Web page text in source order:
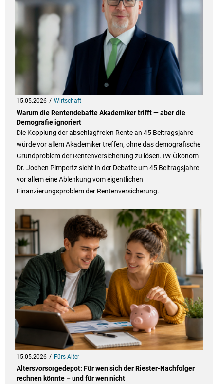
15.05.2026 Wirtschaft
Warum die Rentendebatte Akademiker trifft — aber die
Demografie ignoriert
Die Kopplung der abschlagfreien Rente an 45 Beitragsjahre
würde vor allem Akademiker treffen, ohne das demografische
Grundproblem der Rentenversicherung zu lösen. IW-Ökonom
Dr. Jochen Pimpertz sieht in der Debatte um 45 Beitragsjahre
vor allem eine Ablenkung vom eigentlichen
Finanzierungsproblem der Rentenversicherung.
15.05.2026 Fürs Alter
Altersvorsorgedepot: Für wen sich der Riester-Nachfolger
rechnen könnte – und für wen nicht